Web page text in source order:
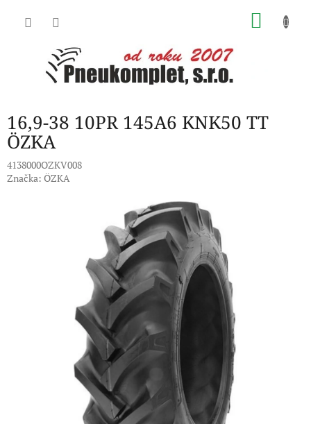
16,9-38 10PR 145A6 KNK50 TT
ÖZKA
4138000OZKV008
Značka: ÖZKA